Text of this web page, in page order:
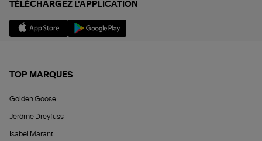
TÉLÉCHARGEZ L'APPLICATION
TOP MARQUES
Golden Goose
Jérôme Dreyfuss
Isabel Marant